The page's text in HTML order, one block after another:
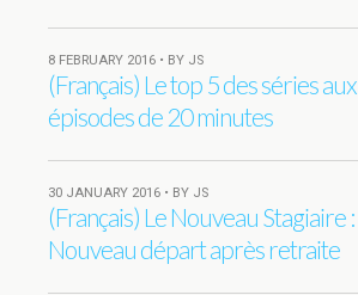
8 FEBRUARY 2016 • BY JS
(Français) Le top 5 des séries aux
épisodes de 20 minutes
30 JANUARY 2016 • BY JS
(Français) Le Nouveau Stagiaire :
Nouveau départ après retraite